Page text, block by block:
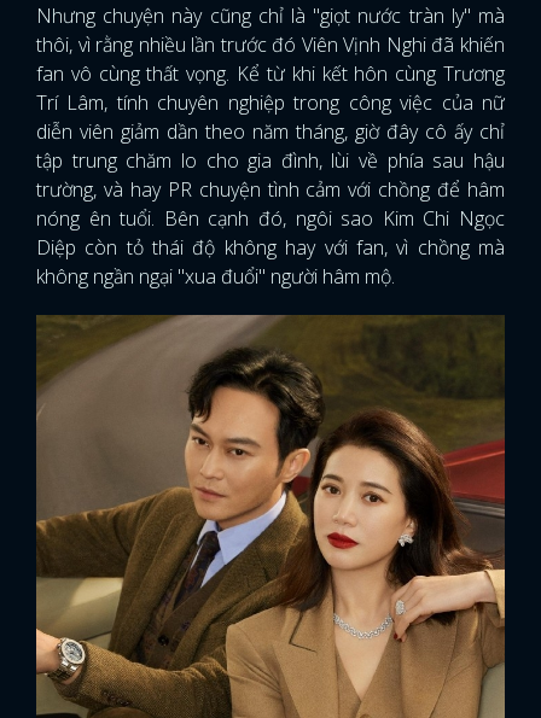
Nhưng chuyện này cũng chỉ là "giọt nước tràn ly" mà
thôi, vì rằng nhiều lần trước đó Viên Vịnh Nghi đã khiến
fan vô cùng thất vọng. Kể từ khi kết hôn cùng Trương
Trí Lâm, tính chuyên nghiệp trong công việc của nữ
diễn viên giảm dần theo năm tháng, giờ đây cô ấy chỉ
tập trung chăm lo cho gia đình, lùi về phía sau hậu
trường, và hay PR chuyện tình cảm với chồng để hâm
nóng ên tuổi. Bên cạnh đó, ngôi sao Kim Chi Ngọc
Diệp còn tỏ thái độ không hay với fan, vì chồng mà
không ngần ngại "xua đuổi" người hâm mộ.